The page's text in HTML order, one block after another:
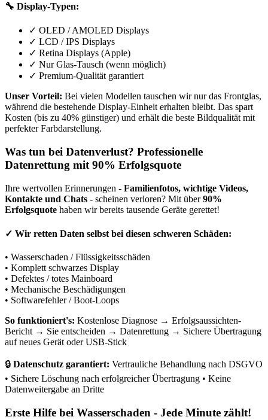
🔧 Display-Typen:
✓ OLED / AMOLED Displays
✓ LCD / IPS Displays
✓ Retina Displays (Apple)
✓ Nur Glas-Tausch (wenn möglich)
✓ Premium-Qualität garantiert
Unser Vorteil: Bei vielen Modellen tauschen wir nur das Frontglas,
während die bestehende Display-Einheit erhalten bleibt. Das spart
Kosten (bis zu 40% günstiger) und erhält die beste Bildqualität mit
perfekter Farbdarstellung.
Was tun bei Datenverlust? Professionelle
Datenrettung mit 90% Erfolgsquote
Ihre wertvollen Erinnerungen - Familienfotos, wichtige Videos,
Kontakte und Chats - scheinen verloren? Mit über90%
Erfolgsquote haben wir bereits tausende Geräte gerettet!
✓ Wir retten Daten selbst bei diesen schweren Schäden:
• Wasserschaden / Flüssigkeitsschäden
• Komplett schwarzes Display
• Defektes / totes Mainboard
• Mechanische Beschädigungen
• Softwarefehler / Boot-Loops
So funktioniert's: Kostenlose Diagnose → Erfolgsaussichten-
Bericht → Sie entscheiden → Datenrettung → Sichere Übertragung
auf neues Gerät oder USB-Stick
🔒 Datenschutz garantiert: Vertrauliche Behandlung nach DSGVO
• Sichere Löschung nach erfolgreicher Übertragung • Keine
Datenweitergabe an Dritte
Erste Hilfe bei Wasserschaden - Jede Minute zählt!